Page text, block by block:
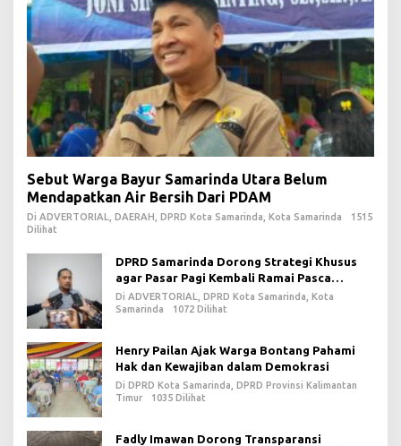
Sebut Warga Bayur Samarinda Utara Belum
Mendapatkan Air Bersih Dari PDAM
Di ADVERTORIAL, DAERAH, DPRD Kota Samarinda, Kota Samarinda
1515
Dilihat
DPRD Samarinda Dorong Strategi Khusus
agar Pasar Pagi Kembali Ramai Pasca
Revitalisasi
Di ADVERTORIAL, DPRD Kota Samarinda, Kota
Samarinda
1072 Dilihat
Henry Pailan Ajak Warga Bontang Pahami
Hak dan Kewajiban dalam Demokrasi
Di DPRD Kota Samarinda, DPRD Provinsi Kalimantan
Timur
1035 Dilihat
Fadly Imawan Dorong Transparansi